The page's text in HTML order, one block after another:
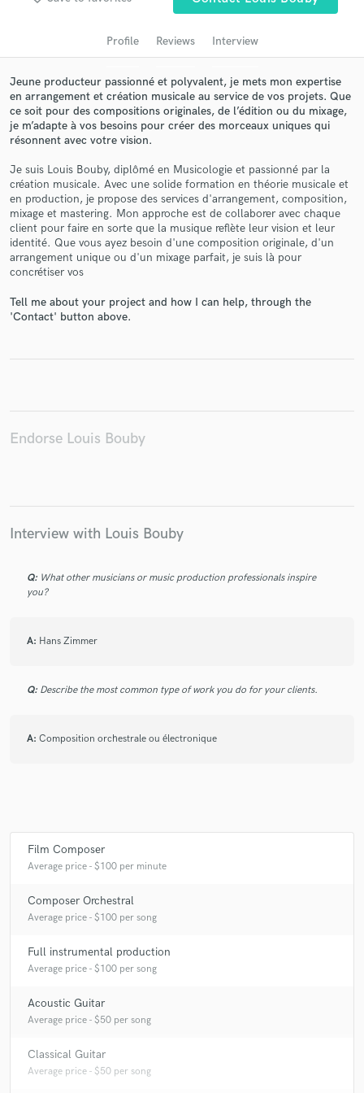
Profile Reviews Interview
Jeune producteur passionné et polyvalent, je mets mon expertise
en arrangement et création musicale au service de vos projets. Que
ce soit pour des compositions originales, de l’édition ou du mixage,
je m’adapte à vos besoins pour créer des morceaux uniques qui
résonnent avec votre vision.
Je suis Louis Bouby, diplômé en Musicologie et passionné par la
création musicale. Avec une solide formation en théorie musicale et
en production, je propose des services d'arrangement, composition,
mixage et mastering. Mon approche est de collaborer avec chaque
client pour faire en sorte que la musique reflète leur vision et leur
identité. Que vous ayez besoin d'une composition originale, d'un
arrangement unique ou d'un mixage parfait, je suis là pour
concrétiser vos
Tell me about your project and how I can help, through the
'Contact' button above.
Endorse Louis Bouby
Interview with Louis Bouby
Q: What other musicians or music production professionals inspire
you?
A: Hans Zimmer
Q: Describe the most common type of work you do for your clients.
A: Composition orchestrale ou électronique
Film Composer
Average price - $100 per minute
Composer Orchestral
Average price - $100 per song
Full instrumental production
Average price - $100 per song
Acoustic Guitar
Average price - $50 per song
Classical Guitar
Average price - $50 per song
Get Free Proposals
Contact pros directly with your project details
and receive handcrafted proposals and budgets
in a flash.
Make Amazing Music
work is complete.